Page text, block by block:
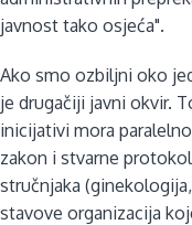
javnost tako osjeća".
Ako smo ozbiljni oko
je drugačiji javni okvir.
inicijativi mora
zakon i stvarne
stručnjaka
stavove organizacija